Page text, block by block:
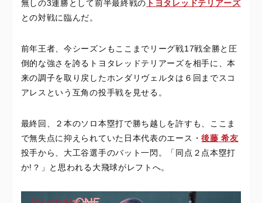
無しの3連勝として前半最終戦の トヨタレッドテリアーズ
との対戦に臨んだ。
前年王者、今シーズンもここまでリーグ戦17戦全勝と圧
倒的な強さを誇るトヨタレッドテリアーズを相手に、本
来の調子を取り戻したホンダリヴェルタは６回までスコ
アレスという互角の投手戦を見せる。
最終回、２本のソロ本塁打で勝ち越しを許すも、ここま
で無失点に抑えられていた日本代表のエース・後藤 希友
投手から、大工谷選手のバット一閃。「同点２点本塁打
か!？」と思われる大飛球がレフトへ。